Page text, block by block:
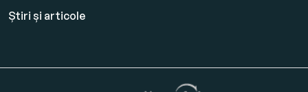
Știri și articole